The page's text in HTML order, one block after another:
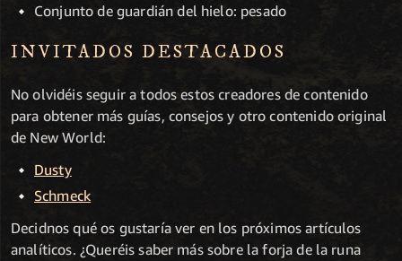
Conjunto de guardián del hielo: pesado
INVITADOS DESTACADOS
No olvidéis seguir a todos estos creadores de contenido
para obtener más guías, consejos y otro contenido original
de New World:
Dusty
Schmeck
Decidnos qué os gustaría ver en los próximos artículos
analíticos. ¿Queréis saber más sobre la forja de la runa